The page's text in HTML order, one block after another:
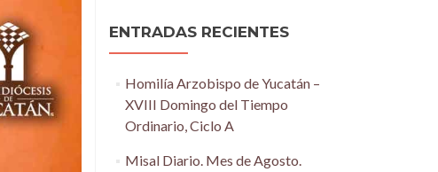
ENTRADAS RECIENTES
Homilía Arzobispo de Yucatán –
XVIII Domingo del Tiempo
Ordinario, Ciclo A
Misal Diario. Mes de Agosto.